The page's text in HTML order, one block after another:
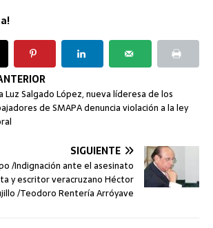
Luz Salgado López, nueva líderesa de los
de SMAPA denuncia violación a la ley
SIGUIENTE
/Indignación ante el asesinato
y escritor veracruzano Héctor
/Teodoro Rentería Arróyave